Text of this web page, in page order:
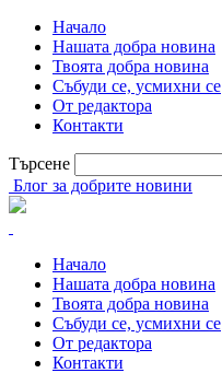
Начало
Нашата добра новина
Твоята добра новина
Събуди се, усмихни се
От редактора
Контакти
Търсене
Блог за добрите новини
Начало
Нашата добра новина
Твоята добра новина
Събуди се, усмихни се
От редактора
Контакти